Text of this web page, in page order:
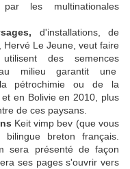
par les multinationales
d'installations, de
Le Jeune, veut faire
des semences
milieu garantit une
pétrochimie ou de la
en Bolivie en 2010, plus
de ces paysans.
Keit vimp bev (que vous
breton français.
sera présenté de façon
ses pages s'ouvrir vers